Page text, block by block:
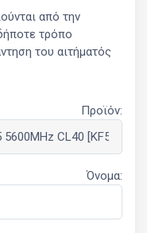
από την
τρόπο
του αιτήματός
Προϊόν:
Όνομα: